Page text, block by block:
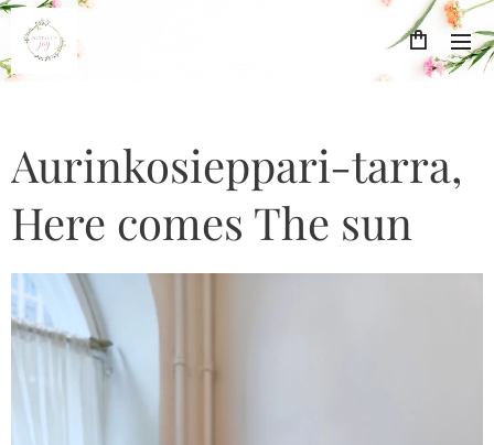
Aurinkosieppari-tarra,
Here comes The sun